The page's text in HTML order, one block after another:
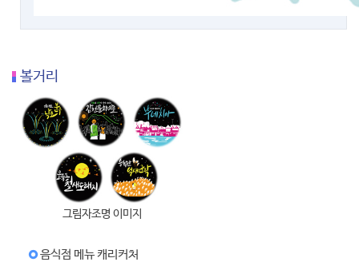
볼거리
그림자조명 이미지
음식점 메뉴 캐리커처